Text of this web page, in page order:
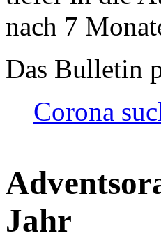
nach 7
Das Bulletin
Corona
Jahr